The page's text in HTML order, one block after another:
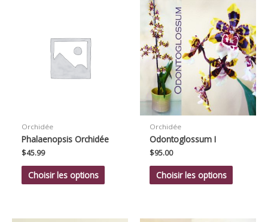
Orchidée
Phalaenopsis Orchidée
$45.99
Choisir les options
Orchidée
Odontoglossum I
$95.00
Choisir les options